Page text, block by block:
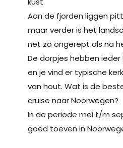
Aan de fjorden liggen
maar verder is het
net zo ongerept als na
De dorpjes hebben
en je vind er typische
van hout. Wat is de
cruise naar Noorwegen?
In de periode mei t/m
goed toeven in